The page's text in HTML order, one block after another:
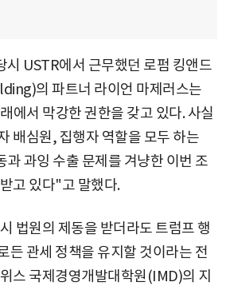
시 USTR에서 근무했던 로펌 킹앤드
의 파트너 라이언 마제러스는
에서 막강한 권한을 갖고 있다. 사실
배심원, 집행자 역할을 모두 하는
과잉 수출 문제를 겨냥한 이번 조
고 있다"고 말했다.
법원의 제동을 받더라도 트럼프 행
든 관세 정책을 유지할 것이라는 전
스 국제경영개발대학원(IMD)의 지